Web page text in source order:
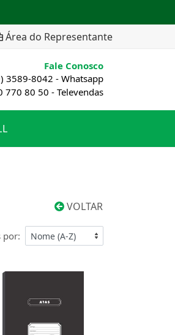
Área do Representante
Fale Conosco
3589-8042 - Whatsapp
770 80 50 - Televendas
VOLTAR
por: